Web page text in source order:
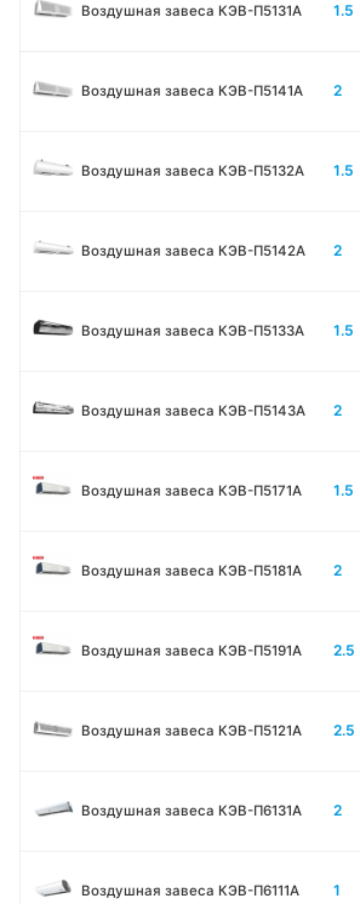
Воздушная завеса КЭВ-П5131А 1.5
Воздушная завеса КЭВ-П5141А 2
Воздушная завеса КЭВ-П5132А 1.5
Воздушная завеса КЭВ-П5142А 2
Воздушная завеса КЭВ-П5133A 1.5
Воздушная завеса КЭВ-П5143A 2
Воздушная завеса КЭВ-П5171А 1.5
Воздушная завеса КЭВ-П5181А 2
Воздушная завеса КЭВ-П5191А 2.5
Воздушная завеса КЭВ-П5121А 2.5
Воздушная завеса КЭВ-П6131A 2
Воздушная завеса КЭВ-П6111A 1